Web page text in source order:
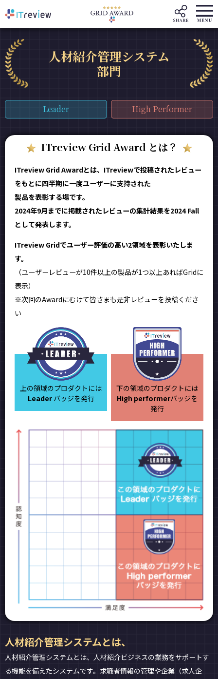
人材紹介管理システム
部門
Leader High Performer
ITreview Grid Award とは？
ITreview Grid Awardとは、ITreviewで投稿されたレビュー
をもとに四半期に一度ユーザーに支持された
製品を表彰する場です。
2024年9月までに掲載されたレビューの集計結果を2024 Fall
として発表します。
ITreview Gridでユーザー評価の高い2領域を表彰いたしま
す。
（ユーザーレビューが10件以上の製品が1つ以上あればGridに
表示）
※次回のAwardにむけて皆さまも是非レビューを投稿くださ
い
上の領域のプロダクトには
Leaderバッジを発行
下の領域のプロダクトには
High performerバッジを
発行
人材紹介管理システムとは、
人材紹介管理システムとは、人材紹介ビジネスの業務をサポートす
る機能を備えたシステムです。求職者情報の管理や企業（求人企